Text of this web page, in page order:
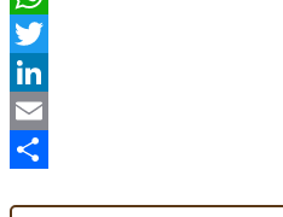
WhatsApp
Twitter
LinkedIn
Email